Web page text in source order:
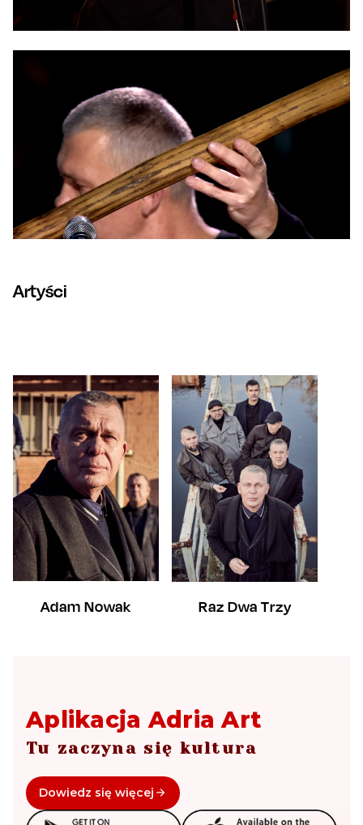
Artyści
Adam Nowak Raz Dwa Trzy
Aplikacja Adria Art
Tu zaczyna się kultura
Dowiedz się więcej